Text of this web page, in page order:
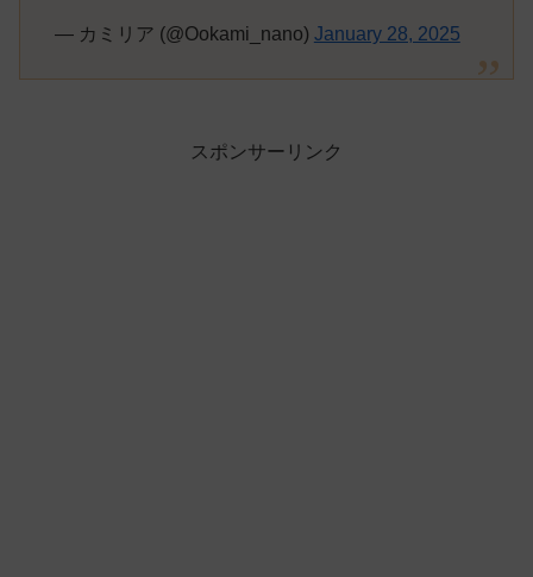
— カミリア (@Ookami_nano) January 28, 2025
スポンサーリンク